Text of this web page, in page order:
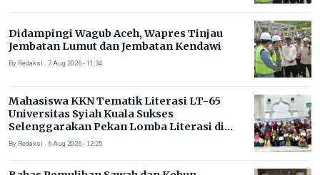
Didampingi Wagub Aceh, Wapres Tinjau
Jembatan Lumut dan Jembatan Kendawi
By Redaksi . 7 Aug 2026 - 11:34
Mahasiswa KKN Tematik Literasi LT-65
Universitas Syiah Kuala Sukses
Selenggarakan Pekan Lomba Literasi di
Gampong Rhieng Blang
By Redaksi . 6 Aug 2026 - 12:25